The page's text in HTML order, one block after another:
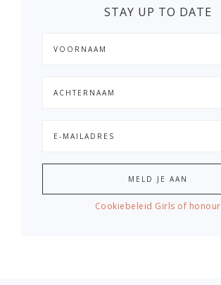
STAY UP TO DATE
Cookiebeleid Girls of honour